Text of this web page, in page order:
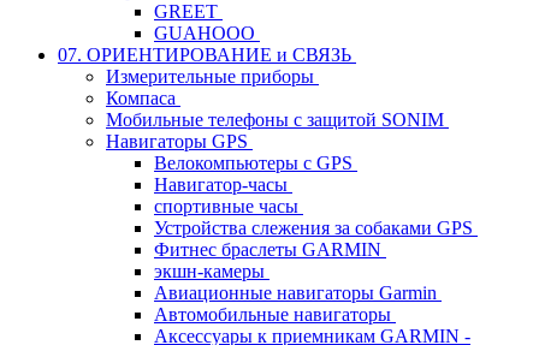
GREET
GUAHOOO
07. ОРИЕНТИРОВАНИЕ и СВЯЗЬ
Измерительные приборы
Компаса
Мобильные телефоны с защитой SONIM
Навигаторы GPS
Велокомпьютеры с GPS
Навигатор-часы
спортивные часы
Устройства слежения за собаками GPS
Фитнес браслеты GARMIN
экшн-камеры
Авиационные навигаторы Garmin
Автомобильные навигаторы
Аксессуары к приемникам GARMIN -